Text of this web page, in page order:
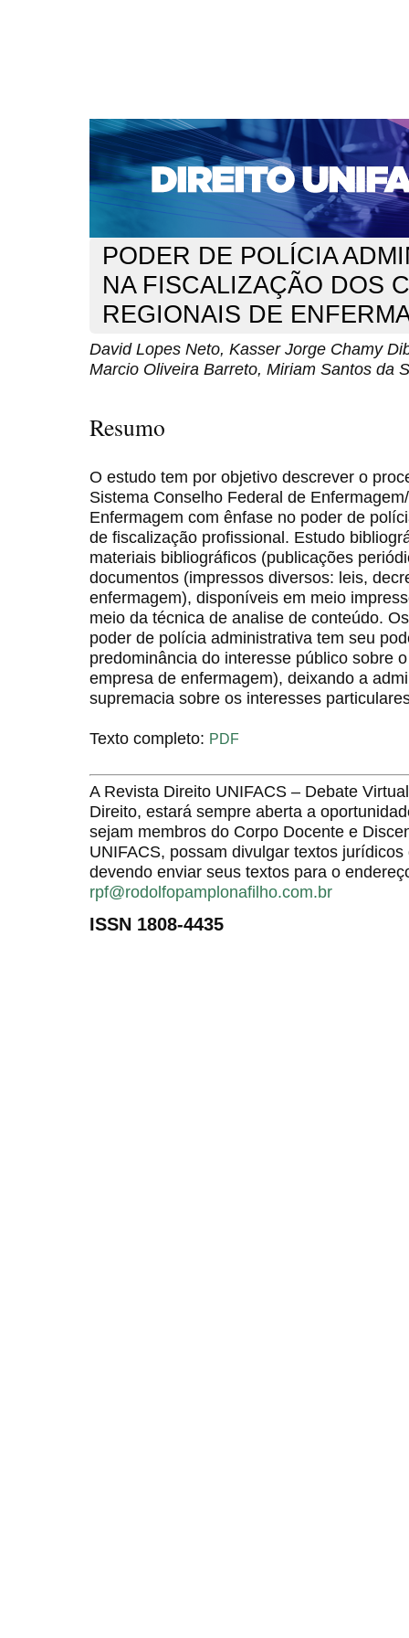
CAPA SOBRE ACESSO CADASTRO
NOTÍCIAS
EDIÇÕES DE Nº 1 A 100 WEBMAIL
Capa>n. 183 (2015) > Lopes Neto
PODER DE POLÍCIA
NA FISCALIZAÇÃO DOS
REGIONAIS DE
David Lopes Neto, Kasser Jorge Chamy
Marcio Oliveira Barreto, Miriam Santos da
Resumo
O estudo tem por objetivo descrever o
Sistema Conselho Federal de
Enfermagem com ênfase no poder de
de fiscalização profissional. Estudo
materiais bibliográficos (publicações
documentos (impressos diversos: leis,
enfermagem), disponíveis em meio
meio da técnica de analise de conteúdo.
poder de polícia administrativa tem seu
predominância do interesse público sobre
empresa de enfermagem), deixando a
supremacia sobre os interesses
Texto completo: PDF
A Revista Direito UNIFACS – Debate
Direito, estará sempre aberta a
sejam membros do Corpo Docente e
UNIFACS, possam divulgar textos
devendo enviar seus textos para o
rpf@rodolfopamplonafilho.com.br
ISSN 1808-4435